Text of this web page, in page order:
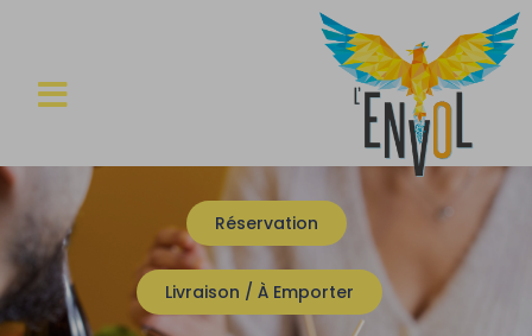
Réservation
Livraison / À Emporter